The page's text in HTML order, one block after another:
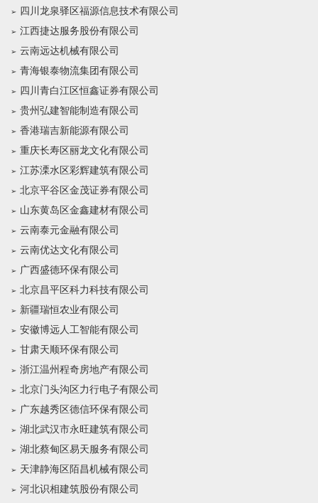
四川龙泉驿区福源信息技术有限公司
江西捷达服务股份有限公司
云南远达机械有限公司
青海银泰物流集团有限公司
四川青白江区恒鑫证券有限公司
贵州弘建智能制造有限公司
香港瑞吉新能源有限公司
重庆长寿区丽龙文化有限公司
江苏溧水区彩辉建筑有限公司
北京平谷区金茂证券有限公司
山东黄岛区金鑫建材有限公司
云南泰元金融有限公司
云南优达文化有限公司
广西盛德环保有限公司
北京昌平区科力科技有限公司
新疆瑞恒农业有限公司
安徽博远人工智能有限公司
甘肃天顺环保有限公司
浙江温州程奇房地产有限公司
北京门头沟区力行电子有限公司
广东越秀区德信环保有限公司
湖北武汉市永旺建筑有限公司
湖北蔡甸区易天服务有限公司
天津静海区陌昌机械有限公司
河北识相建筑股份有限公司